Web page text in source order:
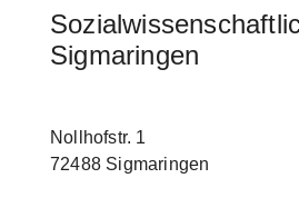
Sigmaringen
Nollhofstr. 1
72488 Sigmaringen